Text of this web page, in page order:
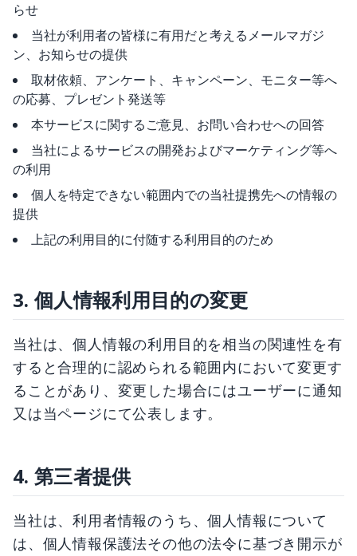
らせ
当社が利用者の皆様に有用だと考えるメールマガジ
ン、お知らせの提供
取材依頼、アンケート、キャンペーン、モニター等へ
の応募、プレゼント発送等
本サービスに関するご意見、お問い合わせへの回答
当社によるサービスの開発およびマーケティング等へ
の利用
個人を特定できない範囲内での当社提携先への情報の
提供
上記の利用目的に付随する利用目的のため
3. 個人情報利用目的の変更
当社は、個人情報の利用目的を相当の関連性を有
すると合理的に認められる範囲内において変更す
ることがあり、変更した場合にはユーザーに通知
又は当ページにて公表します。
4. 第三者提供
当社は、利用者情報のうち、個人情報について
は、個人情報保護法その他の法令に基づき開示が